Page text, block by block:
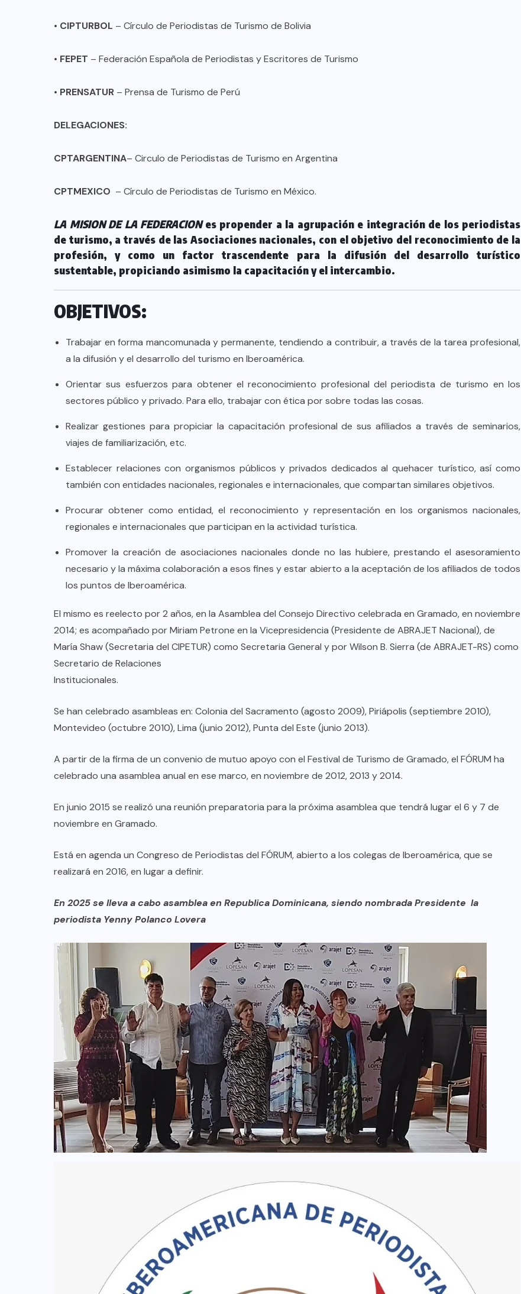
• CIPTURBOL – Círculo de Periodistas de Turismo de Bolivia
• FEPET – Federación Española de Periodistas y Escritores de Turismo
• PRENSATUR – Prensa de Turismo de Perú
DELEGACIONES:
CPTARGENTINA– Circulo de Periodistas de Turismo en Argentina
CPTMEXICO – Círculo de Periodistas de Turismo en México.
LA MISION DE LA FEDERACION es propender a la agrupación e integración de los periodistas
de turismo, a través de las Asociaciones nacionales, con el objetivo del reconocimiento de la
profesión, y como un factor trascendente para la difusión del desarrollo turístico
sustentable, propiciando asimismo la capacitación y el intercambio.
OBJETIVOS:
Trabajar en forma mancomunada y permanente, tendiendo a contribuir, a través de la tarea profesional,
a la difusión y el desarrollo del turismo en Iberoamérica.
Orientar sus esfuerzos para obtener el reconocimiento profesional del periodista de turismo en los
sectores público y privado. Para ello, trabajar con ética por sobre todas las cosas.
Realizar gestiones para propiciar la capacitación profesional de sus afiliados a través de seminarios,
viajes de familiarización, etc.
Establecer relaciones con organismos públicos y privados dedicados al quehacer turístico, así como
también con entidades nacionales, regionales e internacionales, que compartan similares objetivos.
Procurar obtener como entidad, el reconocimiento y representación en los organismos nacionales,
regionales e internacionales que participan en la actividad turística.
Promover la creación de asociaciones nacionales donde no las hubiere, prestando el asesoramiento
necesario y la máxima colaboración a esos fines y estar abierto a la aceptación de los afiliados de todos
los puntos de Iberoamérica.
El mismo es reelecto por 2 años, en la Asamblea del Consejo Directivo celebrada en Gramado, en noviembre
2014; es acompañado por Miriam Petrone en la Vicepresidencia (Presidente de ABRAJET Nacional), de
María Shaw (Secretaria del CIPETUR) como Secretaria General y por Wilson B. Sierra (de ABRAJET-RS) como
Secretario de Relaciones
Institucionales.
Se han celebrado asambleas en: Colonia del Sacramento (agosto 2009), Piriápolis (septiembre 2010),
Montevideo (octubre 2010), Lima (junio 2012), Punta del Este (junio 2013).
A partir de la firma de un convenio de mutuo apoyo con el Festival de Turismo de Gramado, el FÓRUM ha
celebrado una asamblea anual en ese marco, en noviembre de 2012, 2013 y 2014.
En junio 2015 se realizó una reunión preparatoria para la próxima asamblea que tendrá lugar el 6 y 7 de
noviembre en Gramado.
Está en agenda un Congreso de Periodistas del FÓRUM, abierto a los colegas de Iberoamérica, que se
realizará en 2016, en lugar a definir.
En 2025 se lleva a cabo asamblea en Republica Dominicana, siendo nombrada Presidente la
periodista Yenny Polanco Lovera
NOTICIAS
EL FIN DEL MILAGRO BOHEMIO:
TULUM EN BANCARROTA
TURÍSTICA POR ABUSOS Y FALTA
DE PLANEACIÓN